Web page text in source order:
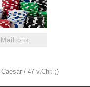
ons
/ 47 v.Chr. ;)